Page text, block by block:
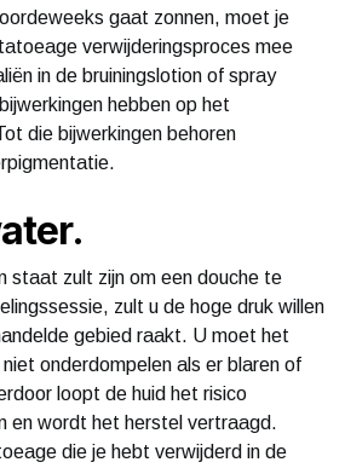
gaat zonnen, moet je
verwijderingsproces mee
in de bruiningslotion of spray
hebben op het
die bijwerkingen behoren
staat zult zijn om een douche te
zult u de hoge druk willen
gebied raakt. U moet het
onderdompelen als er blaren of
loopt de huid het risico
en wordt het herstel vertraagd.
die je hebt verwijderd in de